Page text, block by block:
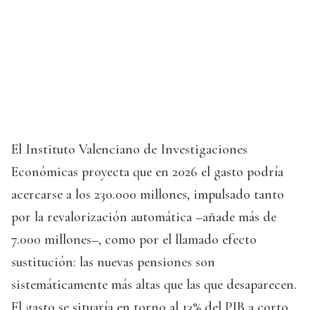
El Instituto Valenciano de Investigaciones
Económicas proyecta que en 2026 el gasto podría
acercarse a los 230.000 millones, impulsado tanto
por la revalorización automática –añade más de
7.000 millones–, como por el llamado efecto
sustitución: las nuevas pensiones son
sistemáticamente más altas que las que desaparecen.